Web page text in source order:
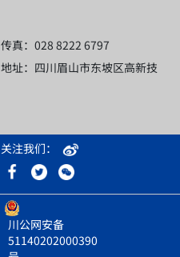
传真：028 8222 6797
地址：四川眉山市东坡区高新技
关注我们：
川公网安备
51140202000390